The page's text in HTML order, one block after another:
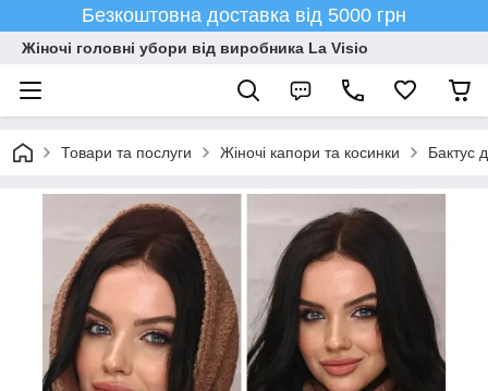
Безкоштовна доставка від 5000 грн
Жіночі головні убори від виробника La Visio
Товари та послуги Жіночі капори та косинки Бактус